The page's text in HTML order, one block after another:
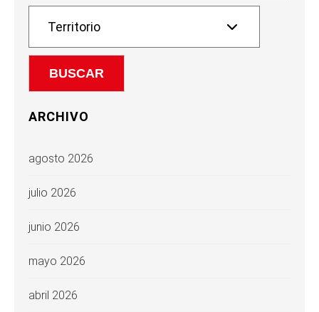
ARCHIVO
agosto 2026
julio 2026
junio 2026
mayo 2026
abril 2026